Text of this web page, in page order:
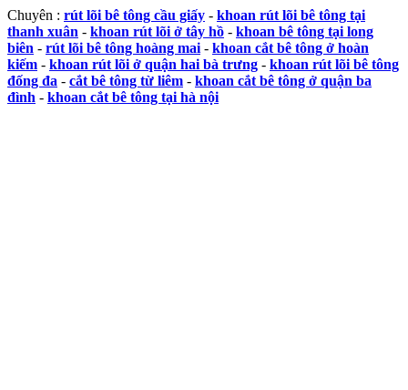
Chuyên : rút lõi bê tông cầu giấy - khoan rút lõi bê tông tại
thanh xuân - khoan rút lõi ở tây hồ - khoan bê tông tại long
biên - rút lõi bê tông hoàng mai - khoan cắt bê tông ở hoàn
kiếm - khoan rút lõi ở quận hai bà trưng - khoan rút lõi bê tông
đống đa - cắt bê tông từ liêm - khoan cắt bê tông ở quận ba
đình - khoan cắt bê tông tại hà nội